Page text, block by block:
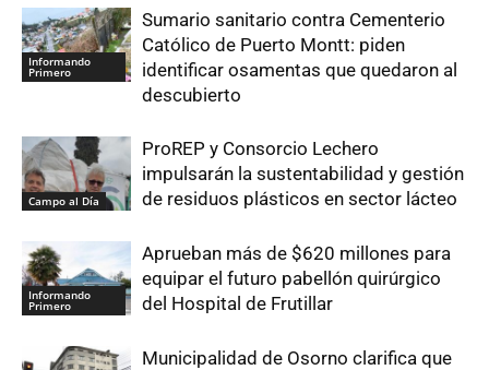
Informando
Primero
Sumario sanitario contra Cementerio
Católico de Puerto Montt: piden
identificar osamentas que quedaron al
descubierto
Campo al Día
ProREP y Consorcio Lechero
impulsarán la sustentabilidad y gestión
de residuos plásticos en sector lácteo
Informando
Primero
Aprueban más de $620 millones para
equipar el futuro pabellón quirúrgico
del Hospital de Frutillar
Municipalidad de Osorno clarifica que